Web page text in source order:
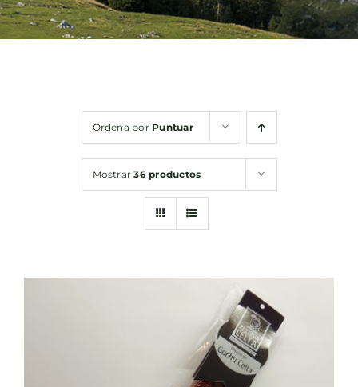
Bebidas
Ordena por Puntuar
Mostrar36 productos